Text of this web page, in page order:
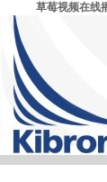
草莓视频在线